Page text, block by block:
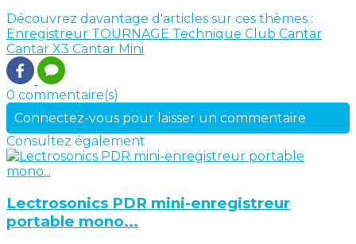
Découvrez davantage d'articles sur ces thèmes :
Enregistreur TOURNAGE Technique Club Cantar
Cantar X3 Cantar Mini
0 commentaire(s)
Connectez-vous pour laisser un commentaire
Consultez également
Lectrosonics PDR mini-enregistreur
portable mono...